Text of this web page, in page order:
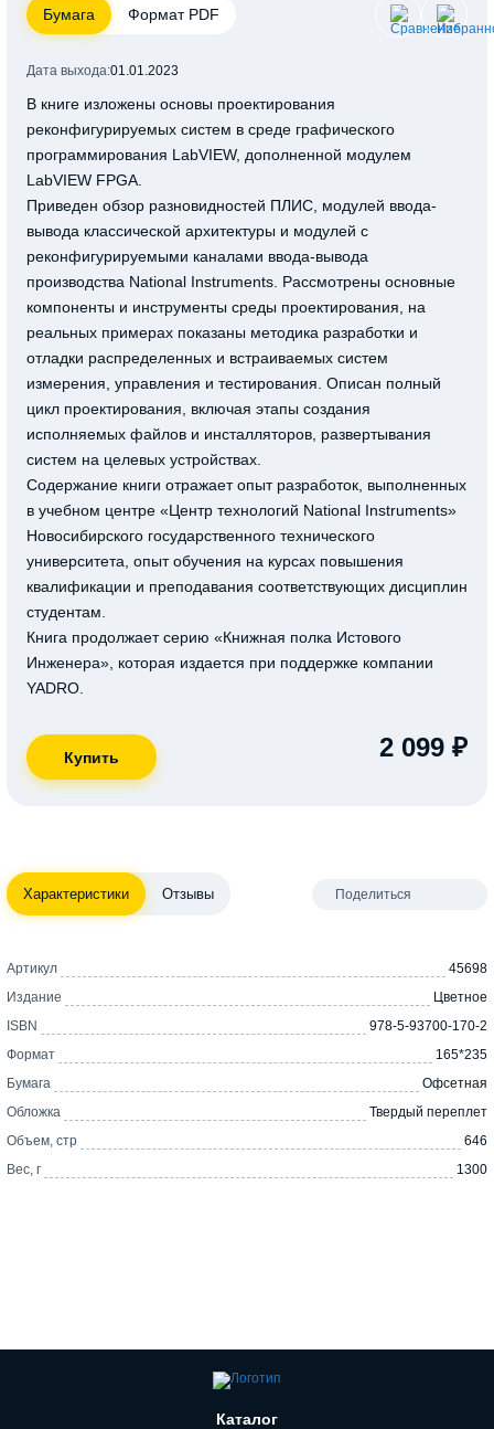
Бумага Формат PDF
Дата выхода:01.01.2023
В книге изложены основы проектирования
реконфигурируемых систем в среде графического
программирования LabVIEW, дополненной модулем
LabVIEW FPGA.
Приведен обзор разновидностей ПЛИС, модулей ввода-
вывода классической архитектуры и модулей с
реконфигурируемыми каналами ввода-вывода
производства National Instruments. Рассмотрены основные
компоненты и инструменты среды проектирования, на
реальных примерах показаны методика разработки и
отладки распределенных и встраиваемых систем
измерения, управления и тестирования. Описан полный
цикл проектирования, включая этапы создания
исполняемых файлов и инсталляторов, развертывания
систем на целевых устройствах.
Содержание книги отражает опыт разработок, выполненных
в учебном центре «Центр технологий National Instruments»
Новосибирского государственного технического
университета, опыт обучения на курсах повышения
квалификации и преподавания соответствующих дисциплин
студентам.
Книга продолжает серию «Книжная полка Истового
Инженера», которая издается при поддержке компании
YADRO.
2 099 ₽
Характеристики Отзывы Поделиться
Артикул
45698
Издание
Цветное
ISBN
978-5-93700-170-2
Формат
165*235
Бумага
Офсетная
Обложка
Твердый переплет
Объем, стр
646
Вес, г
1300
Каталог